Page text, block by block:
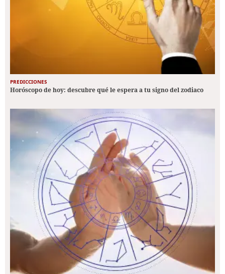
PREDICCIONES
Horóscopo de hoy: descubre qué le espera a tu signo del zodiaco